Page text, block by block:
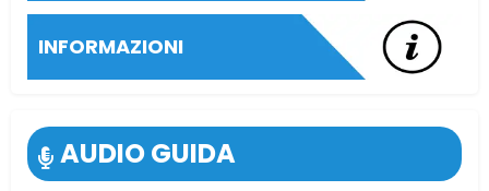
INFORMAZIONI
AUDIO GUIDA